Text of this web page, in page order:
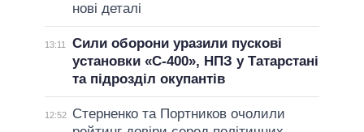
нові деталі
13:11
Сили оборони уразили пускові
установки «С-400», НПЗ у Татарстані
та підрозділ окупантів
12:52
Стерненко та Портников очолили